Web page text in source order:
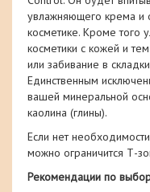
увлажняющего крема и
косметике. Кроме того
косметики с кожей и
или забивание в
Единственным
вашей минеральной
каолина (глины).
Если нет
можно ограничится Т-
Рекомендации по